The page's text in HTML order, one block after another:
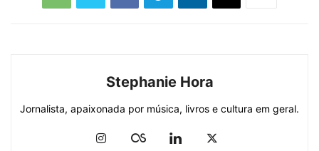
Stephanie Hora
Jornalista, apaixonada por música, livros e cultura em geral.